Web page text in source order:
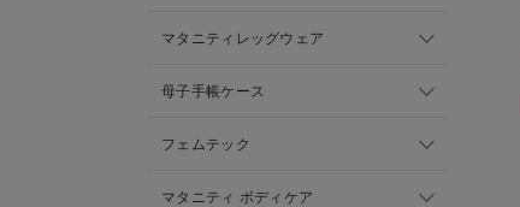
マタニティレッグウェア
母子手帳ケース
フェムテック
マタニティ ボディケア